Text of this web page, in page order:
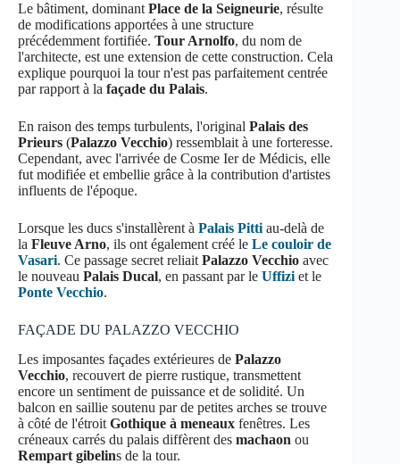
Le bâtiment, dominant Place de la Seigneurie, résulte
de modifications apportées à une structure
précédemment fortifiée. Tour Arnolfo, du nom de
l'architecte, est une extension de cette construction. Cela
explique pourquoi la tour n'est pas parfaitement centrée
par rapport à la façade du Palais.
En raison des temps turbulents, l'original Palais des
Prieurs (Palazzo Vecchio) ressemblait à une forteresse.
Cependant, avec l'arrivée de Cosme Ier de Médicis, elle
fut modifiée et embellie grâce à la contribution d'artistes
influents de l'époque.
Lorsque les ducs s'installèrent à Palais Pitti au-delà de
la Fleuve Arno, ils ont également créé le Le couloir de
Vasari. Ce passage secret reliait Palazzo Vecchio avec
le nouveau Palais Ducal, en passant par le Uffizi et le
Ponte Vecchio.
FAÇADE DU PALAZZO VECCHIO
Les imposantes façades extérieures de Palazzo
Vecchio, recouvert de pierre rustique, transmettent
encore un sentiment de puissance et de solidité. Un
balcon en saillie soutenu par de petites arches se trouve
à côté de l'étroit Gothique à meneaux fenêtres. Les
créneaux carrés du palais diffèrent des machaon ou
Rempart gibelins de la tour.